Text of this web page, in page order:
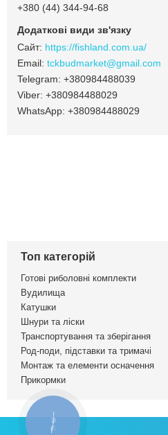
+380 (44) 344-94-68
https://fishland.com.ua/
tckbudmarket@gmail.com
+380984488039
+380984488029
+380984488029
Топ категорій
Готові риболовні комплекти
Вудилища
Катушки
Шнури та ліски
Транспортування та зберігання
Род-поди, підставки та тримачі
Монтаж та елементи осначення
Прикормки
КНОПКА
ЗВ'ЯЗКУ